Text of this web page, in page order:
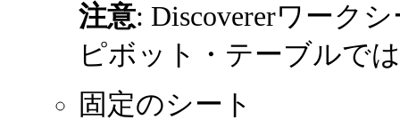
注意: Discovererワーク
ピボット・テーブルで
固定のシート